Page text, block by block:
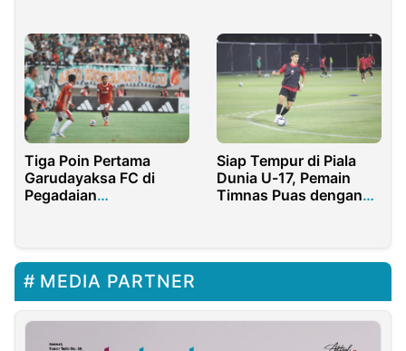
Tiga Poin Pertama
Garudayaksa FC di
Pegadaian
Siap Tempur di Piala
Dunia U-17, Pemain
Timnas Puas dengan
MEDIA PARTNER